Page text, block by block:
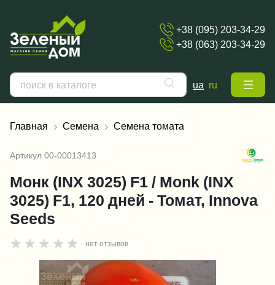
+38 (095) 203-34-29
+38 (063) 203-34-29
ua ru
Главная Семена Семена томата
Артикул 00-00013413
Монк (INX 3025) F1 / Monk (INX
3025) F1, 120 дней - Томат, Innova
Seeds
нет отзывов